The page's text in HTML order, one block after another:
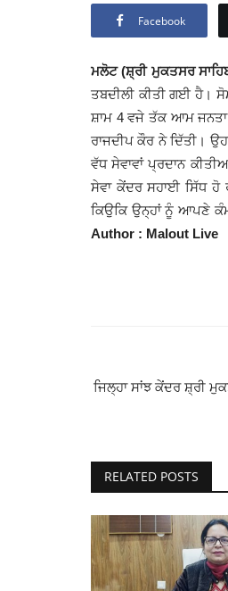
Facebook
ਮਲੋਟ (ਸ਼੍ਰੀ ਮੁਕਤਸਰ
ਤਬਦੀਲੀ ਕੀਤੀ ਗਈ ਹੈ।
ਸ਼ਾਮ 4 ਵਜੇ ਤੱਕ ਆਮ
ਰਾਜਦੀਪ ਕੌਰ ਨੇ ਦਿੱਤੀ।
ਵੱਧ ਸੇਵਾਵਾਂ ਪ੍ਰਦਾਨ
ਸੇਵਾ ਕੇਂਦਰ ਸਹਾਈ ਸਿੱਧ ਹੋ
ਕਿਉਕਿ ਉਨ੍ਹਾਂ ਨੂੰ ਆਪਣੇ
Author : Malout Live
ਜਿਲ੍ਹਾ ਸਾਂਝ ਕੇਂਦਰ ਸ਼੍ਰੀ
RELATED POSTS